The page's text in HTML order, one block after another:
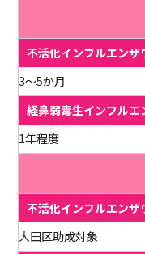
3～5か月
1年程度
大田区助成対象